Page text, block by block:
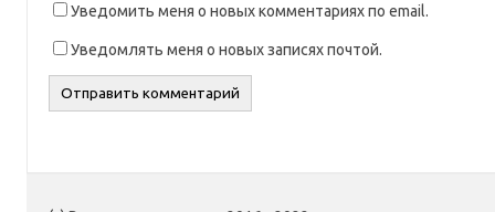
Уведомить меня о новых комментариях по email.
Уведомлять меня о новых записях почтой.